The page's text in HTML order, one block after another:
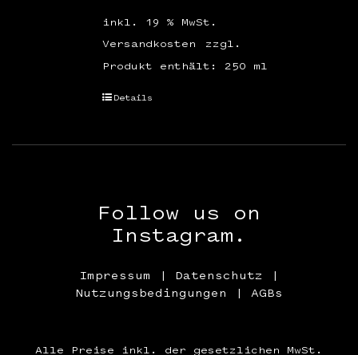
inkl. 19 % MwSt.
zzgl.
Versandkosten
Produkt enthält: 250 ml
Details
Follow us on
Instagram.
Impressum | Datenschutz |
Nutzungsbedingungen | AGBs
Alle Preise inkl. der gesetzlichen MwSt.